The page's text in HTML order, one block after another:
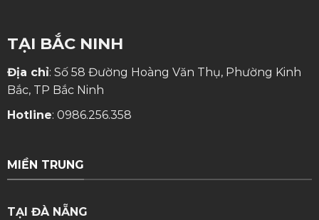
TẠI BẮC NINH
Địa chỉ: Số 58 Đường Hoàng Văn Thụ, Phường Kinh
Bắc, TP Bắc Ninh
Hotline: 0986.256.358
MIỀN TRUNG
TẠI ĐÀ NẴNG